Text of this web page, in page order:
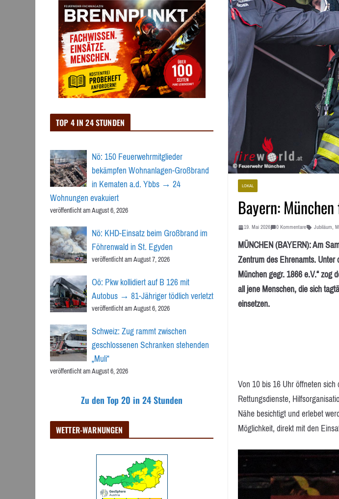
LOKAL
Bayern:
19. Mai 2026 0 Kommentare Jubiläum,
MÜNCHEN (BAYERN): Am
Zentrum des Ehrenamts.
München gegr. 1866 e.V.“
all jene Menschen, die sich
einsetzen.
Von 10 bis 16 Uhr öffneten
Rettungsdienste,
Nähe besichtigt und erlebet
Möglichkeit, direkt mit den
TOP 4 IN 24 STUNDEN
Nö: 150 Feuerwehrmitglieder
bekämpfen Wohnanlagen-Großbrand
in Kematen a.d. Ybbs → 24
Wohnungen evakuiert
veröffentlicht am August 6, 2026
Nö: KHD-Einsatz beim Großbrand im
Föhrenwald in St. Egyden
veröffentlicht am August 7, 2026
Oö: Pkw kollidiert auf B 126 mit
Autobus → 81-Jähriger tödlich verletzt
veröffentlicht am August 6, 2026
Schweiz: Zug rammt zwischen
geschlossenen Schranken stehenden
„Muli“
veröffentlicht am August 6, 2026
Zu den Top 20 in 24 Stunden
WETTER-WARNUNGEN